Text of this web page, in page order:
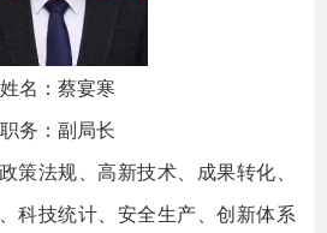
姓名：蔡宴寒
职务：副局长
法规、高新技术、成果转化、
科技统计、安全生产、创新体系